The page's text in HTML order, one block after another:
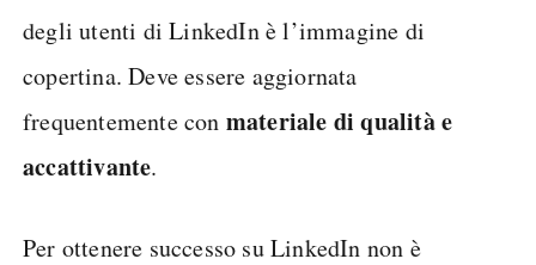
degli utenti di LinkedIn è l’immagine di
copertina. Deve essere aggiornata
frequentemente con materiale di qualità e
accattivante.
Per ottenere successo su LinkedIn non è